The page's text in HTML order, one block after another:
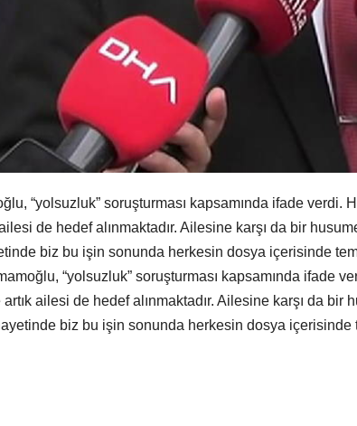
“yolsuzluk” soruşturması kapsamında ifade verdi.
de hedef alınmaktadır. Ailesine karşı da bir
biz bu işin sonunda herkesin dosya içerisinde
“yolsuzluk” soruşturması kapsamında ifade
ailesi de hedef alınmaktadır. Ailesine karşı da
biz bu işin sonunda herkesin dosya içerisinde